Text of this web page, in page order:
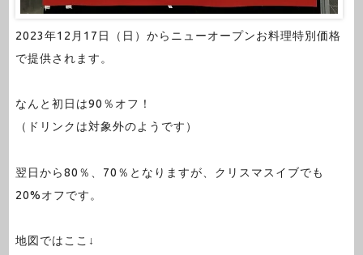
2023年12月17日（日）からニューオープンお料理特別価格
で提供されます。
なんと初日は90％オフ！
（ドリンクは対象外のようです）
翌日から80％、70％となりますが、クリスマスイブでも
20%オフです。
地図ではここ↓